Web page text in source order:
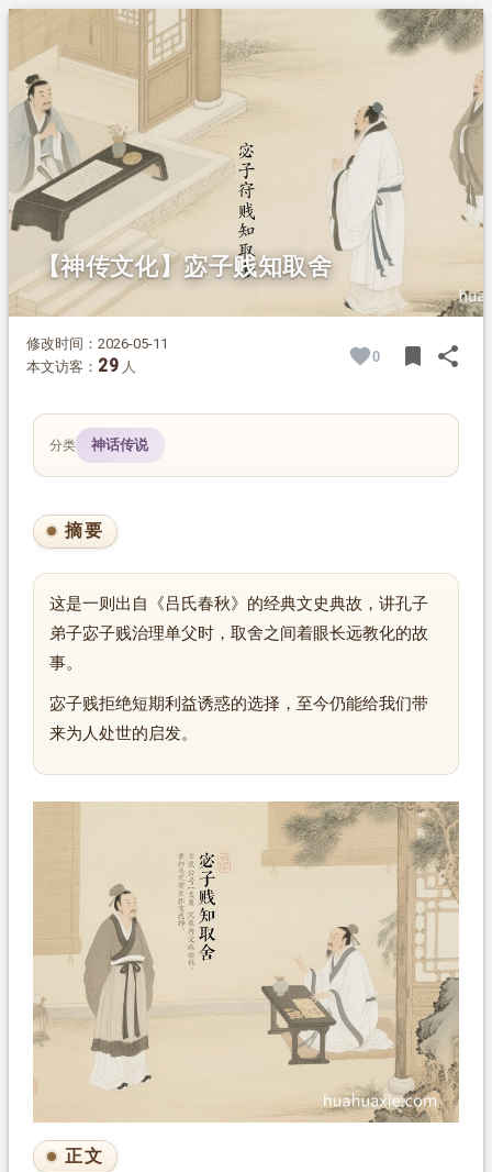
正文
【神传文化】宓子贱知取舍
修改时间：2026-05-11
本文访客： 29 人
0 bookmark share
分类 神话传说
摘要
这是一则出自《吕氏春秋》的经典文史典故，讲孔子
弟子宓子贱治理单父时，取舍之间着眼长远教化的故
事。
宓子贱拒绝短期利益诱惑的选择，至今仍能给我们带
来为人处世的启发。
正文